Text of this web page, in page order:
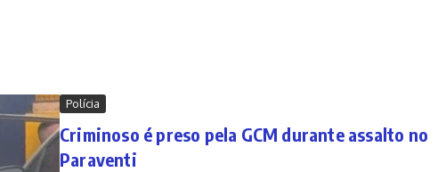
Polícia
Criminoso é preso pela GCM durante assalto no
Paraventi